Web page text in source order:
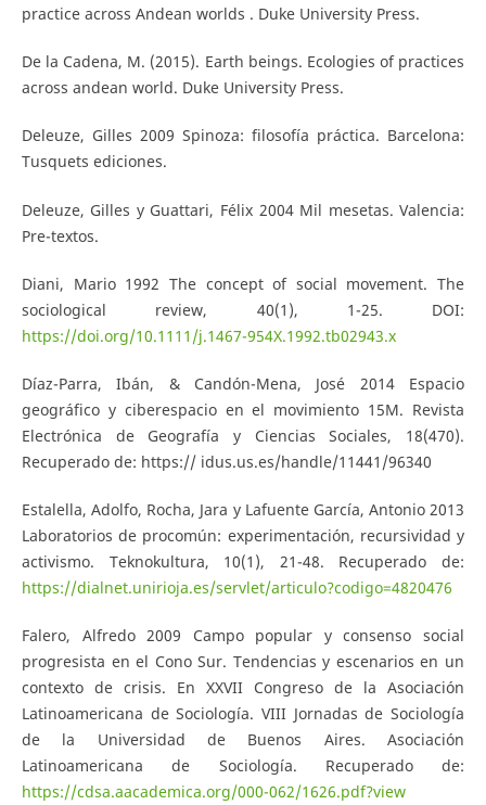
practice across Andean worlds . Duke University Press.
De la Cadena, M. (2015). Earth beings. Ecologies of practices
across andean world. Duke University Press.
Deleuze, Gilles 2009 Spinoza: filosofía práctica. Barcelona:
Tusquets ediciones.
Deleuze, Gilles y Guattari, Félix 2004 Mil mesetas. Valencia:
Pre-textos.
Diani, Mario 1992 The concept of social movement. The
sociological review, 40(1), 1-25. DOI:
https://doi.org/10.1111/j.1467-954X.1992.tb02943.x
Díaz-Parra, Ibán, & Candón-Mena, José 2014 Espacio
geográfico y ciberespacio en el movimiento 15M. Revista
Electrónica de Geografía y Ciencias Sociales, 18(470).
Recuperado de: https:// idus.us.es/handle/11441/96340
Estalella, Adolfo, Rocha, Jara y Lafuente García, Antonio 2013
Laboratorios de procomún: experimentación, recursividad y
activismo. Teknokultura, 10(1), 21-48. Recuperado de:
https://dialnet.unirioja.es/servlet/articulo?codigo=4820476
Falero, Alfredo 2009 Campo popular y consenso social
progresista en el Cono Sur. Tendencias y escenarios en un
contexto de crisis. En XXVII Congreso de la Asociación
Latinoamericana de Sociología. VIII Jornadas de Sociología
de la Universidad de Buenos Aires. Asociación
Latinoamericana de Sociología. Recuperado de:
https://cdsa.aacademica.org/000-062/1626.pdf?view